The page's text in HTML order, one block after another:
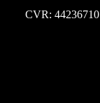
CVR: 44236710